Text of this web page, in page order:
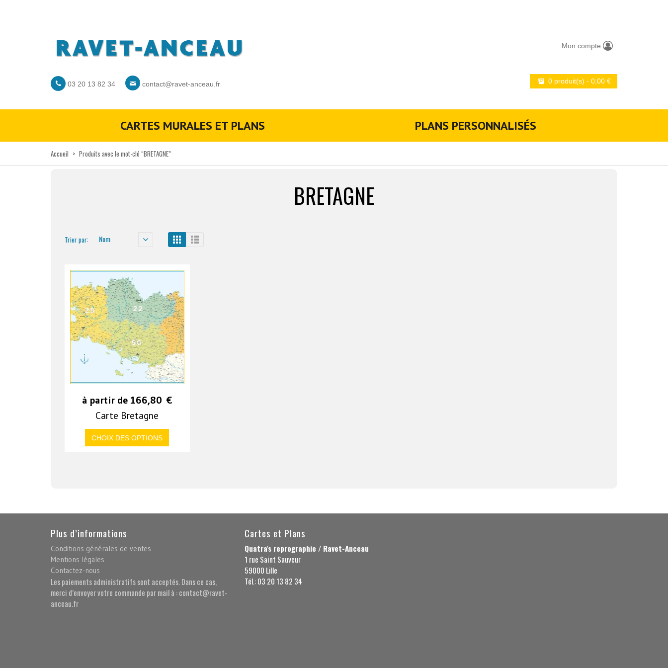
03 20 13 82 34 contact@ravet-anceau.fr
Mon compte
0 produit(s) - 0,00 €
CARTES MURALES ET PLANS PLANS PERSONNALISÉS
Accueil > Produits avec le mot-clé “BRETAGNE”
BRETAGNE
Trier par: Nom
à partir de 166,80 €
Carte Bretagne
CHOIX DES OPTIONS
Plus d’informations
Conditions générales de ventes
Mentions légales
Contactez-nous
Les paiements administratifs sont acceptés. Dans ce cas,
merci d’envoyer votre commande par mail à : contact@ravet-
anceau.fr
Cartes et Plans
Quatra's reprographie / Ravet-Anceau
1 rue Saint Sauveur
59000 Lille
Tél.: 03 20 13 82 34